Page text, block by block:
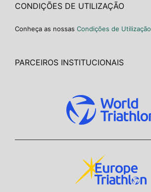
CONDIÇÕES DE UTILIZAÇÃO
Conheça as nossas Condições de Utilização
PARCEIROS INSTITUCIONAIS